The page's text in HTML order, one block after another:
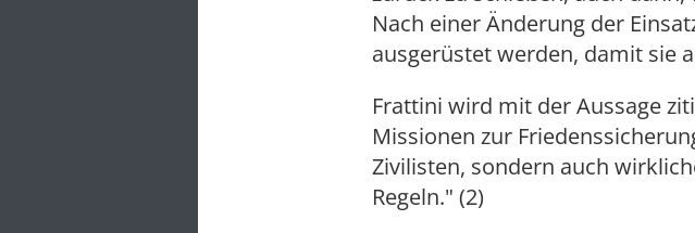
Nach einer Änderung der
ausgerüstet werden, damit sie
Frattini wird mit der Aussage
Missionen zur
Zivilisten, sondern auch
Regeln." (2)